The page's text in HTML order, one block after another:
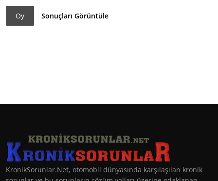
Oy Sonuçları Görüntüle
KronikSorunlar.Net, otomobil dünyasında karşılaşılan kronik